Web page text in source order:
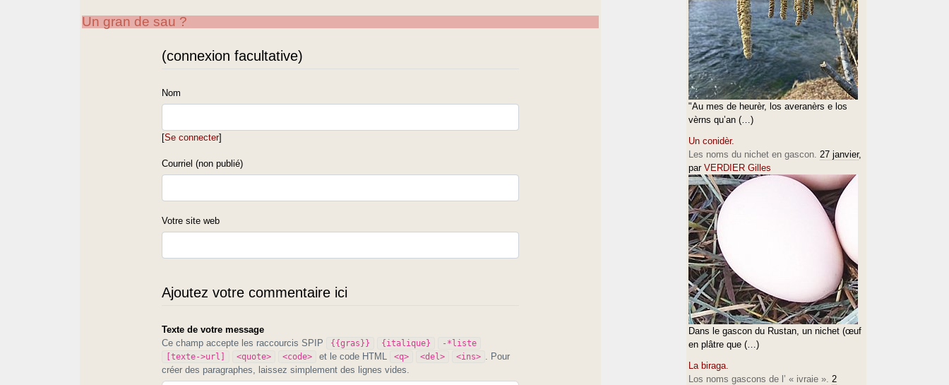
grafie de
> l'I.E.O. (permou d'utilisa grafèmes de l'Edat meyancère)
e "moudèrnë" la de
> l'Escole Gastoû Fèbus (permou d'utilisa grafèmes countempouranèus
Un gran de sau ?
(connexion facultative)
Nom
[Se connecter]
Courriel (non publié)
Votre site web
Ajoutez votre commentaire ici
Texte de votre message
Ce champ accepte les raccourcis SPIP
{{gras}} {italique}
-*liste
[texte->url]
<quote> <code> et le code HTML <q> <del> <ins>
. Pour
créer des paragraphes, laissez simplement des lignes vides.
"Au mes de heurèr, los averanèrs e los
vèrns qu’an (…)
Un conidèr.
Les noms du nichet en gascon. 27 janvier,
par VERDIER Gilles
Dans le gascon du Rustan, un nichet (œuf
en plâtre que (…)
La biraga.
Los noms gascons de l’ « ivraie ». 2